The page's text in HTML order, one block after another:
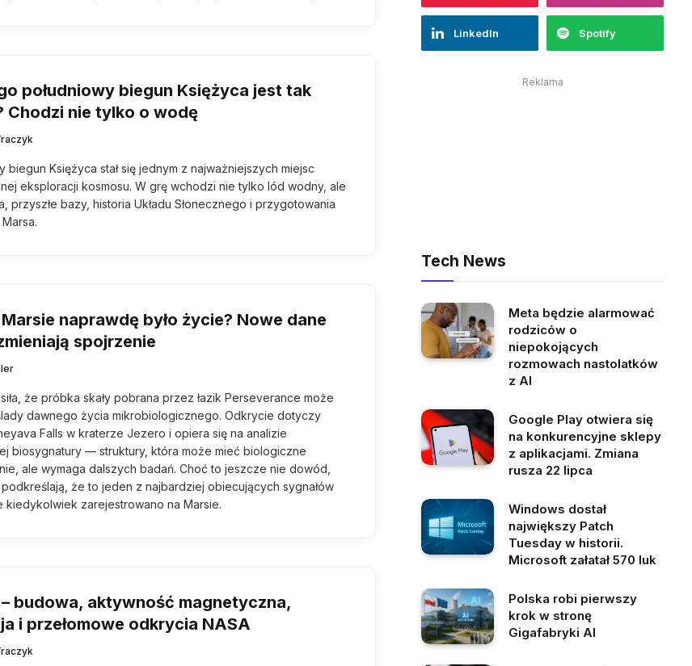
południowy biegun Księżyca jest tak
Chodzi nie tylko o wodę
biegun Księżyca stał się jednym z najważniejszych miejsc
eksploracji kosmosu. W grę wchodzi nie tylko lód wodny, ale
przyszłe bazy, historia Układu Słonecznego i przygotowania
naprawdę było życie? Nowe dane
spojrzenie
że próbka skały pobrana przez łazik Perseverance może
dawnego życia mikrobiologicznego. Odkrycie dotyczy
Falls w kraterze Jezero i opiera się na analizie
biosygnatury — struktury, która może mieć biologiczne
ale wymaga dalszych badań. Choć to jeszcze nie dowód,
że to jeden z najbardziej obiecujących sygnałów
kiedykolwiek zarejestrowano na Marsie.
– budowa, aktywność magnetyczna,
i przełomowe odkrycia NASA
LinkedIn Spotify
Reklama
Tech News
Meta będzie alarmować
rodziców o
niepokojących
rozmowach nastolatków
z AI
Google Play otwiera się
na konkurencyjne sklepy
z aplikacjami. Zmiana
rusza 22 lipca
Windows dostał
największy Patch
Tuesday w historii.
Microsoft załatał 570 luk
Polska robi pierwszy
krok w stronę
Gigafabryki AI